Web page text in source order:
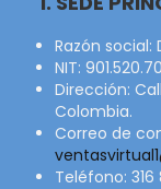
Razón social:
NIT:
Dirección:
Colombia.
Correo de
Teléfono: